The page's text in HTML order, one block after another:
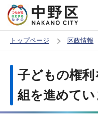
の
ー
トップページ 区政情報
か
子どもの権
組を進めてい